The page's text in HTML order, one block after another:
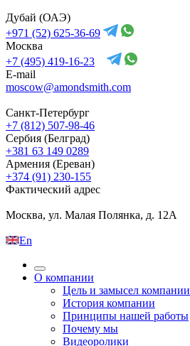
Дубай (ОАЭ)
+971 (52) 625-36-69
Москва
+7 (495) 419-16-23
E-mail
moscow@amondsmith.com
Санкт-Петербург
+7 (812) 507-98-46
Сербия (Белград)
+381 63 149 0289
Армения (Ереван)
+374 (91) 230-155
Фактический адрес
Москва, ул. Малая Полянка, д. 12А
En
О компании
Цель и замысел компании
История компании
Принципы нашей работы
Почему мы
Видеоролики